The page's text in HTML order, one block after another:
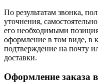
По результатам звонка,
уточнения,
его необходимыми
оформление в том виде, в
подтверждение на почту
доставки.
Оформление заказа